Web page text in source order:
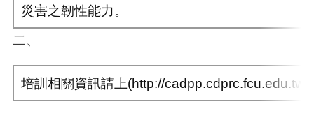
災害之韌性能力。
二、
培訓相關資訊請上(http://